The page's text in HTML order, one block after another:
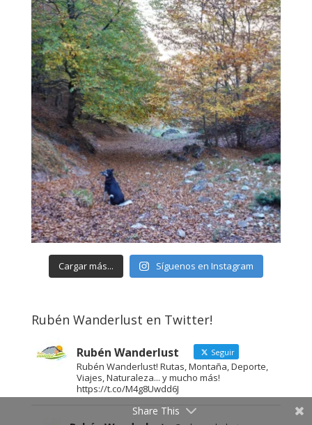
Cargar más... Síguenos en Instagram
Rubén Wanderlust en Twitter!
Rubén Wanderlust Seguir
Rubén Wanderlust! Rutas, Montaña, Deporte,
Viajes, Naturaleza... y mucho más!
https://t.co/M4g8Uwdd6J
Share This